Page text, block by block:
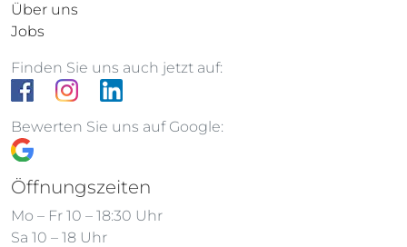
Über uns
Jobs
Finden Sie uns auch jetzt auf:
Bewerten Sie uns auf Google:
Öffnungszeiten
Mo – Fr 10 – 18:30 Uhr
Sa 10 – 18 Uhr